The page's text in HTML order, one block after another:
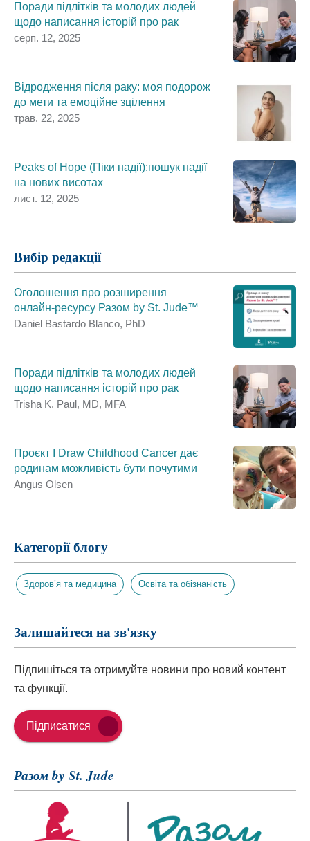
Поради підлітків та молодих людей
щодо написання історій про рак
серп. 12, 2025
Відродження після раку: моя подорож
до мети та емоційне зцілення
трав. 22, 2025
Peaks of Hope (Піки надії):пошук надії
на нових висотах
лист. 12, 2025
Вибір редакції
Оголошення про розширення
онлайн‑ресурсу Разом by St. Jude™
Daniel Bastardo Blanco, PhD
Поради підлітків та молодих людей
щодо написання історій про рак
Trisha K. Paul, MD, MFA
Проєкт I Draw Childhood Cancer дає
родинам можливість бути почутими
Angus Olsen
Категорії блогу
Здоров’я та медицина Освіта та обізнаність
Залишайтеся на зв'язку
Підпишіться та отримуйте новини про новий контент
та функції.
Підписатися
Разом by St. Jude